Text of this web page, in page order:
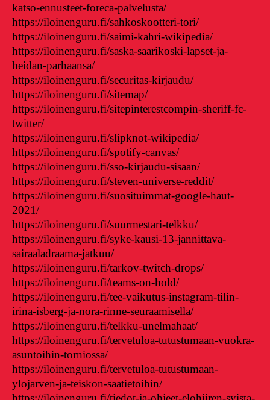
katso-ennusteet-foreca-palvelusta/
https://iloinenguru.fi/sahkoskootteri-tori/
https://iloinenguru.fi/saimi-kahri-wikipedia/
https://iloinenguru.fi/saska-saarikoski-lapset-ja-
heidan-parhaansa/
https://iloinenguru.fi/securitas-kirjaudu/
https://iloinenguru.fi/sitemap/
https://iloinenguru.fi/sitepinterestcompin-sheriff-fc-
twitter/
https://iloinenguru.fi/slipknot-wikipedia/
https://iloinenguru.fi/spotify-canvas/
https://iloinenguru.fi/sso-kirjaudu-sisaan/
https://iloinenguru.fi/steven-universe-reddit/
https://iloinenguru.fi/suosituimmat-google-haut-
2021/
https://iloinenguru.fi/suurmestari-telkku/
https://iloinenguru.fi/syke-kausi-13-jannittava-
sairaaladraama-jatkuu/
https://iloinenguru.fi/tarkov-twitch-drops/
https://iloinenguru.fi/teams-on-hold/
https://iloinenguru.fi/tee-vaikutus-instagram-tilin-
irina-isberg-ja-nora-rinne-seuraamisella/
https://iloinenguru.fi/telkku-unelmahaat/
https://iloinenguru.fi/tervetuloa-tutustumaan-vuokra-
asuntoihin-torniossa/
https://iloinenguru.fi/tervetuloa-tutustumaan-
ylojarven-ja-teiskon-saatietoihin/